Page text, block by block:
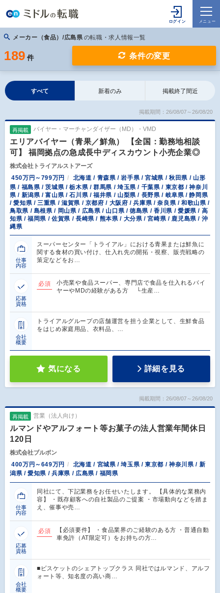
メーカー（食品）/広島県 の転職・求人情報一覧
189 件 条件の変更
すべて 新着のみ 掲載終了間近
掲載期間：26/08/07～26/08/20
再掲載 バイヤー・マーチャンダイザー（MD）・VMD
エリアバイヤー（青果／鮮魚） 【全国：勤務地相談
可】 福岡拠点の急成長中ディスカウント小売企業◎
株式会社トライアルストアーズ
450万円～799万円
北海道 / 青森県 / 岩手県 / 宮城県 / 秋田県 / 山形
県 / 福島県 / 茨城県 / 栃木県 / 群馬県 / 埼玉県 / 千葉県 / 東京都 / 神奈川
県 / 新潟県 / 富山県 / 石川県 / 福井県 / 山梨県 / 長野県 / 岐阜県 / 静岡県
/ 愛知県 / 三重県 / 滋賀県 / 京都府 / 大阪府 / 兵庫県 / 奈良県 / 和歌山県 /
鳥取県 / 島根県 / 岡山県 / 広島県 / 山口県 / 徳島県 / 香川県 / 愛媛県 / 高
知県 / 福岡県 / 佐賀県 / 長崎県 / 熊本県 / 大分県 / 宮崎県 / 鹿児島県 / 沖
縄県
仕事
内容
スーパーセンター「トライアル」における青果または鮮魚に
関する食材の買い付け、仕入れ先の開拓・視察、販売戦略の
策定などをお…
応募
資格
必須
小売業や食品スーパー、専門店で食品を仕入れるバイ
ヤーやMDの経験がある方 └生産…
会社
概要
トライアルグループの店舗運営を担う企業として、生鮮食品
をはじめ家庭用品、衣料品、…
気になる 詳細を見る
掲載期間：26/08/07～26/08/20
再掲載 営業（法人向け）
ルマンドやアルフォート等お菓子の法人営業年間休日
120日
株式会社ブルボン
400万円～649万円
北海道 / 宮城県 / 埼玉県 / 東京都 / 神奈川県 / 新
潟県 / 愛知県 / 兵庫県 / 広島県 / 福岡県
仕事
内容
同社にて、下記業務をお任せいたします。 【具体的な業務内
容】 ・既存顧客への自社製品のご提案 ・市場動向などを踏ま
え、催事や売…
応募
資格
必須
【必須要件】 ・食品業界のご経験のある方 ・普通自動
車免許（AT限定可）をお持ちの方…
会社
概要
■ビスケットのシェアトップクラス 同社ではルマンド、アルフ
ォート等、知名度の高い商…